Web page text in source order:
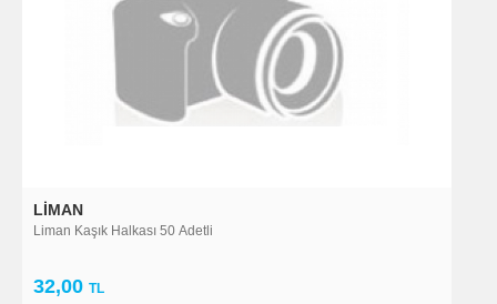
LIMAN
Liman Kaşık Halkası 50 Adetli
32,00 TL